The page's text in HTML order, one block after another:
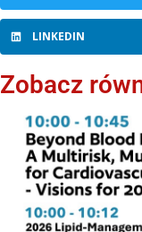
LINKEDIN
Zobacz